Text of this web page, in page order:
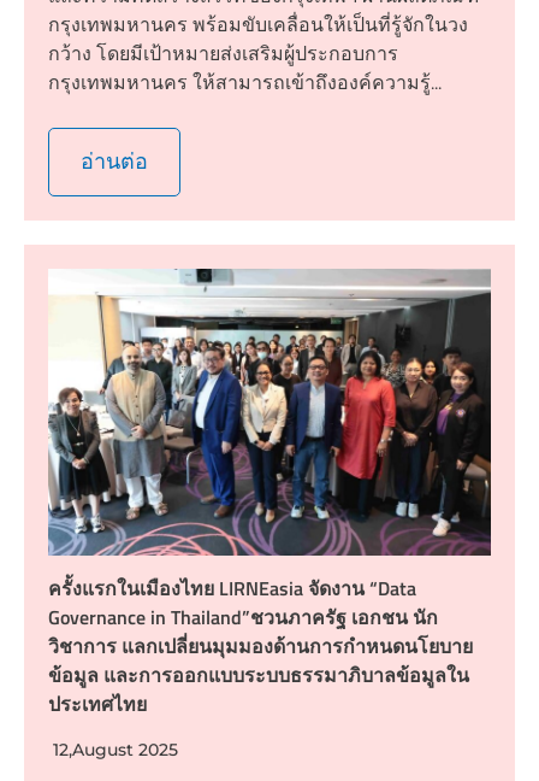
กรุงเทพมหานคร พร้อมขับเคลื่อนให้เป็นที่รู้จักในวง
กว้าง โดยมีเป้าหมายส่งเสริมผู้ประกอบการ
กรุงเทพมหานคร ให้สามารถเข้าถึงองค์ความรู้...
อ่านต่อ
ครั้งแรกในเมืองไทย LIRNEasia จัดงาน “Data
Governance in Thailand”ชวนภาครัฐ เอกชน นัก
วิชาการ แลกเปลี่ยนมุมมองด้านการกำหนดนโยบาย
ข้อมูล และการออกแบบระบบธรรมาภิบาลข้อมูลใน
ประเทศไทย
12,August 2025